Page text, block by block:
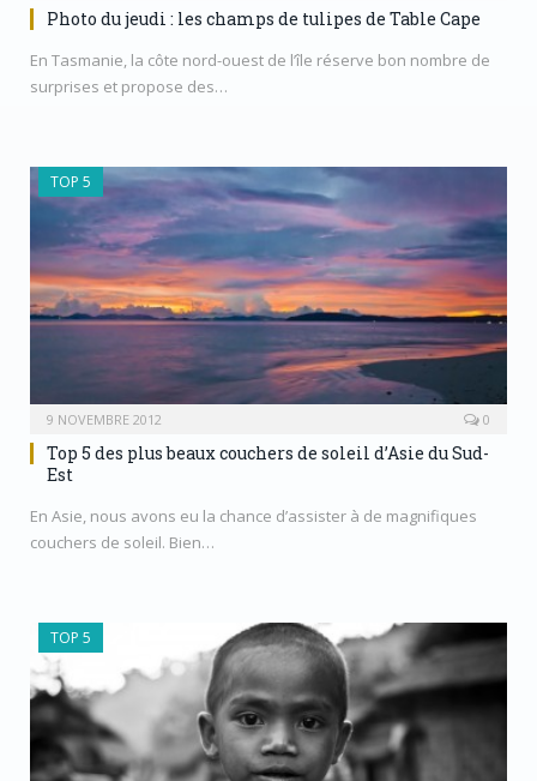
Photo du jeudi : les champs de tulipes de Table Cape
En Tasmanie, la côte nord-ouest de l’île réserve bon nombre de
surprises et propose des…
TOP 5
9 NOVEMBRE 2012 0
Top 5 des plus beaux couchers de soleil d’Asie du Sud-
Est
En Asie, nous avons eu la chance d’assister à de magnifiques
couchers de soleil. Bien…
TOP 5